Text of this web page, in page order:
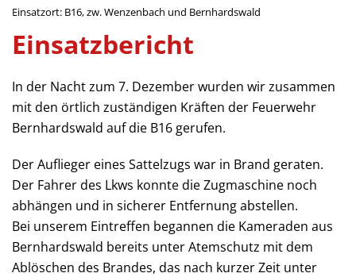
Einsatzort: B16, zw. Wenzenbach und Bernhardswald
Einsatzbericht
In der Nacht zum 7. Dezember wurden wir zusammen
mit den örtlich zuständigen Kräften der Feuerwehr
Bernhardswald auf die B16 gerufen.
Der Auflieger eines Sattelzugs war in Brand geraten.
Der Fahrer des Lkws konnte die Zugmaschine noch
abhängen und in sicherer Entfernung abstellen.
Bei unserem Eintreffen begannen die Kameraden aus
Bernhardswald bereits unter Atemschutz mit dem
Ablöschen des Brandes, das nach kurzer Zeit unter